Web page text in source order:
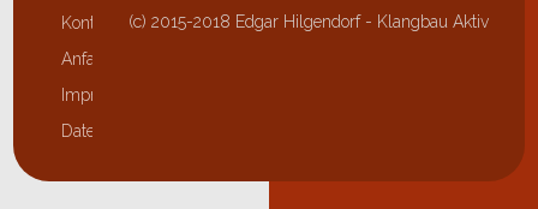
(c) 2015-2018 Edgar Hilgendorf - Klangbau Aktiv
Kontakt
Anfahrt
Impressum
Datenschutzerklärung